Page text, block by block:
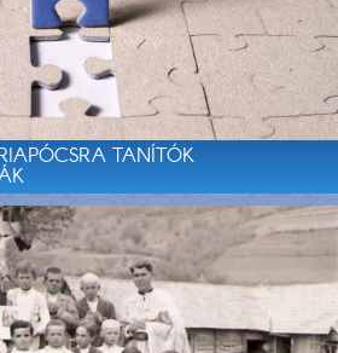
TANÍTÓK